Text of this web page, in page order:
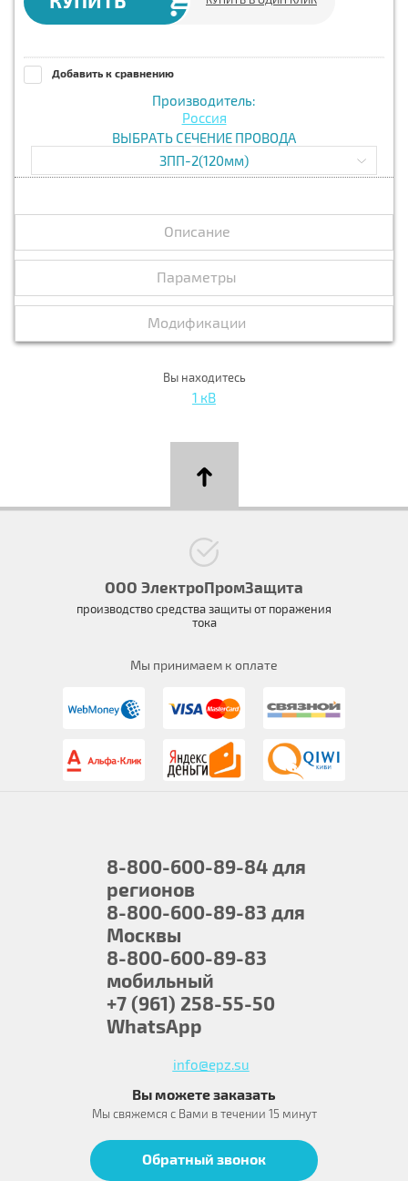
Добавить к сравнению
Производитель:
Россия
ВЫБРАТЬ СЕЧЕНИЕ ПРОВОДА
ЗПП-2(120мм)
Описание
Параметры
Модификации
Вы находитесь
1 кВ
ООО ЭлектроПромЗащита
производство средства защиты от поражения
тока
Мы принимаем к оплате
8-800-600-89-84для
регионов
8-800-600-89-83 для
Москвы
8-800-600-89-83
мобильный
+7 (961) 258-55-50
WhatsApp
info@epz.su
Вы можете заказать
Мы свяжемся с Вами в течении 15 минут
Обратный звонок